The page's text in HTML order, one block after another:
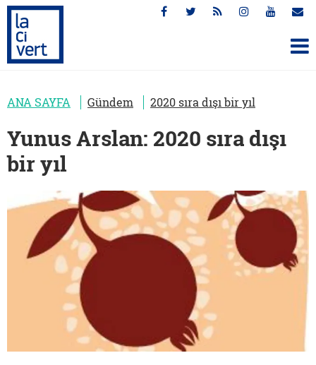
ANA SAYFA Gündem 2020 sıra dışı bir yıl
Yunus Arslan: 2020 sıra dışı
bir yıl